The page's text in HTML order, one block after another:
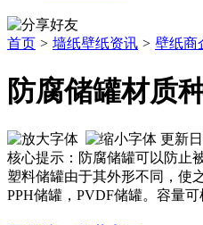
首页 > 墙纸壁纸资讯 > 壁纸商
防腐储罐材质
更新
核心提示：防腐储罐可以防止
塑料储罐由于其外形不同，使
PPH储罐，PVDF储罐。容量